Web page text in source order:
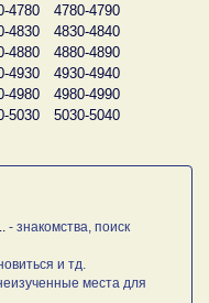
4780
4780-4790
4830
4830-4840
4880
4880-4890
4930
4930-4940
4980
4980-4990
5030
5030-5040
- знакомства, поиск
и тд.
места для